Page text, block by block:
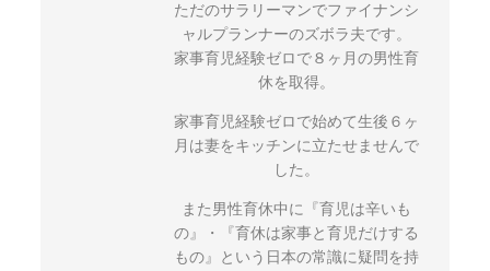
ただのサラリーマンでファイナンシ
ャルプランナーのズボラ夫です。
家事育児経験ゼロで８ヶ月の男性育
休を取得。
家事育児経験ゼロで始めて生後６ヶ
月は妻をキッチンに立たせませんで
した。
また男性育休中に『育児は辛いも
の』・『育休は家事と育児だけする
もの』という日本の常識に疑問を持